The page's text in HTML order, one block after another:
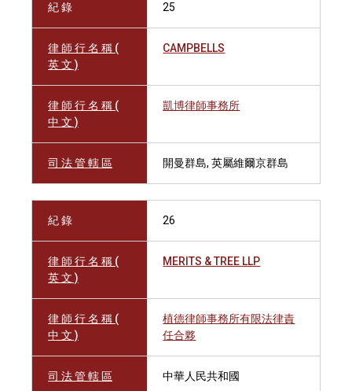
紀 錄 25
律 師 行 名 稱 (
英 文 )
CAMPBELLS
律 師 行 名 稱 (
中 文 )
凱博律師事務所
司 法 管 轄 區 開曼群島, 英屬維爾京群島
紀 錄 26
律 師 行 名 稱 (
英 文 )
MERITS & TREE LLP
律 師 行 名 稱 (
中 文 )
植德律師事務所有限法律責
任合夥
司 法 管 轄 區 中華人民共和國